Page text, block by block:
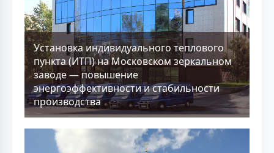
Установка индивидуального теплового
пункта (ИТП) на Московском зеркальном
заводе — повышение
энергоэффективности и стабильности
производства